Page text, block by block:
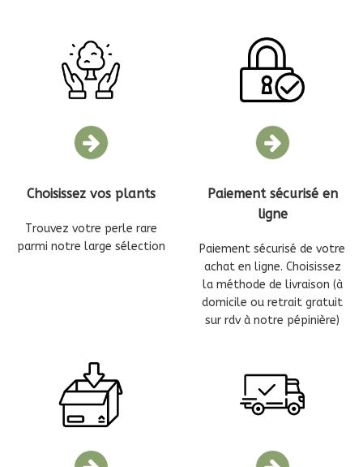
Choisissez vos plants
Trouvez votre perle rare
parmi notre large sélection
Paiement sécurisé en
ligne
Paiement sécurisé de votre
achat en ligne. Choisissez
la méthode de livraison (à
domicile ou retrait gratuit
sur rdv à notre pépinière)